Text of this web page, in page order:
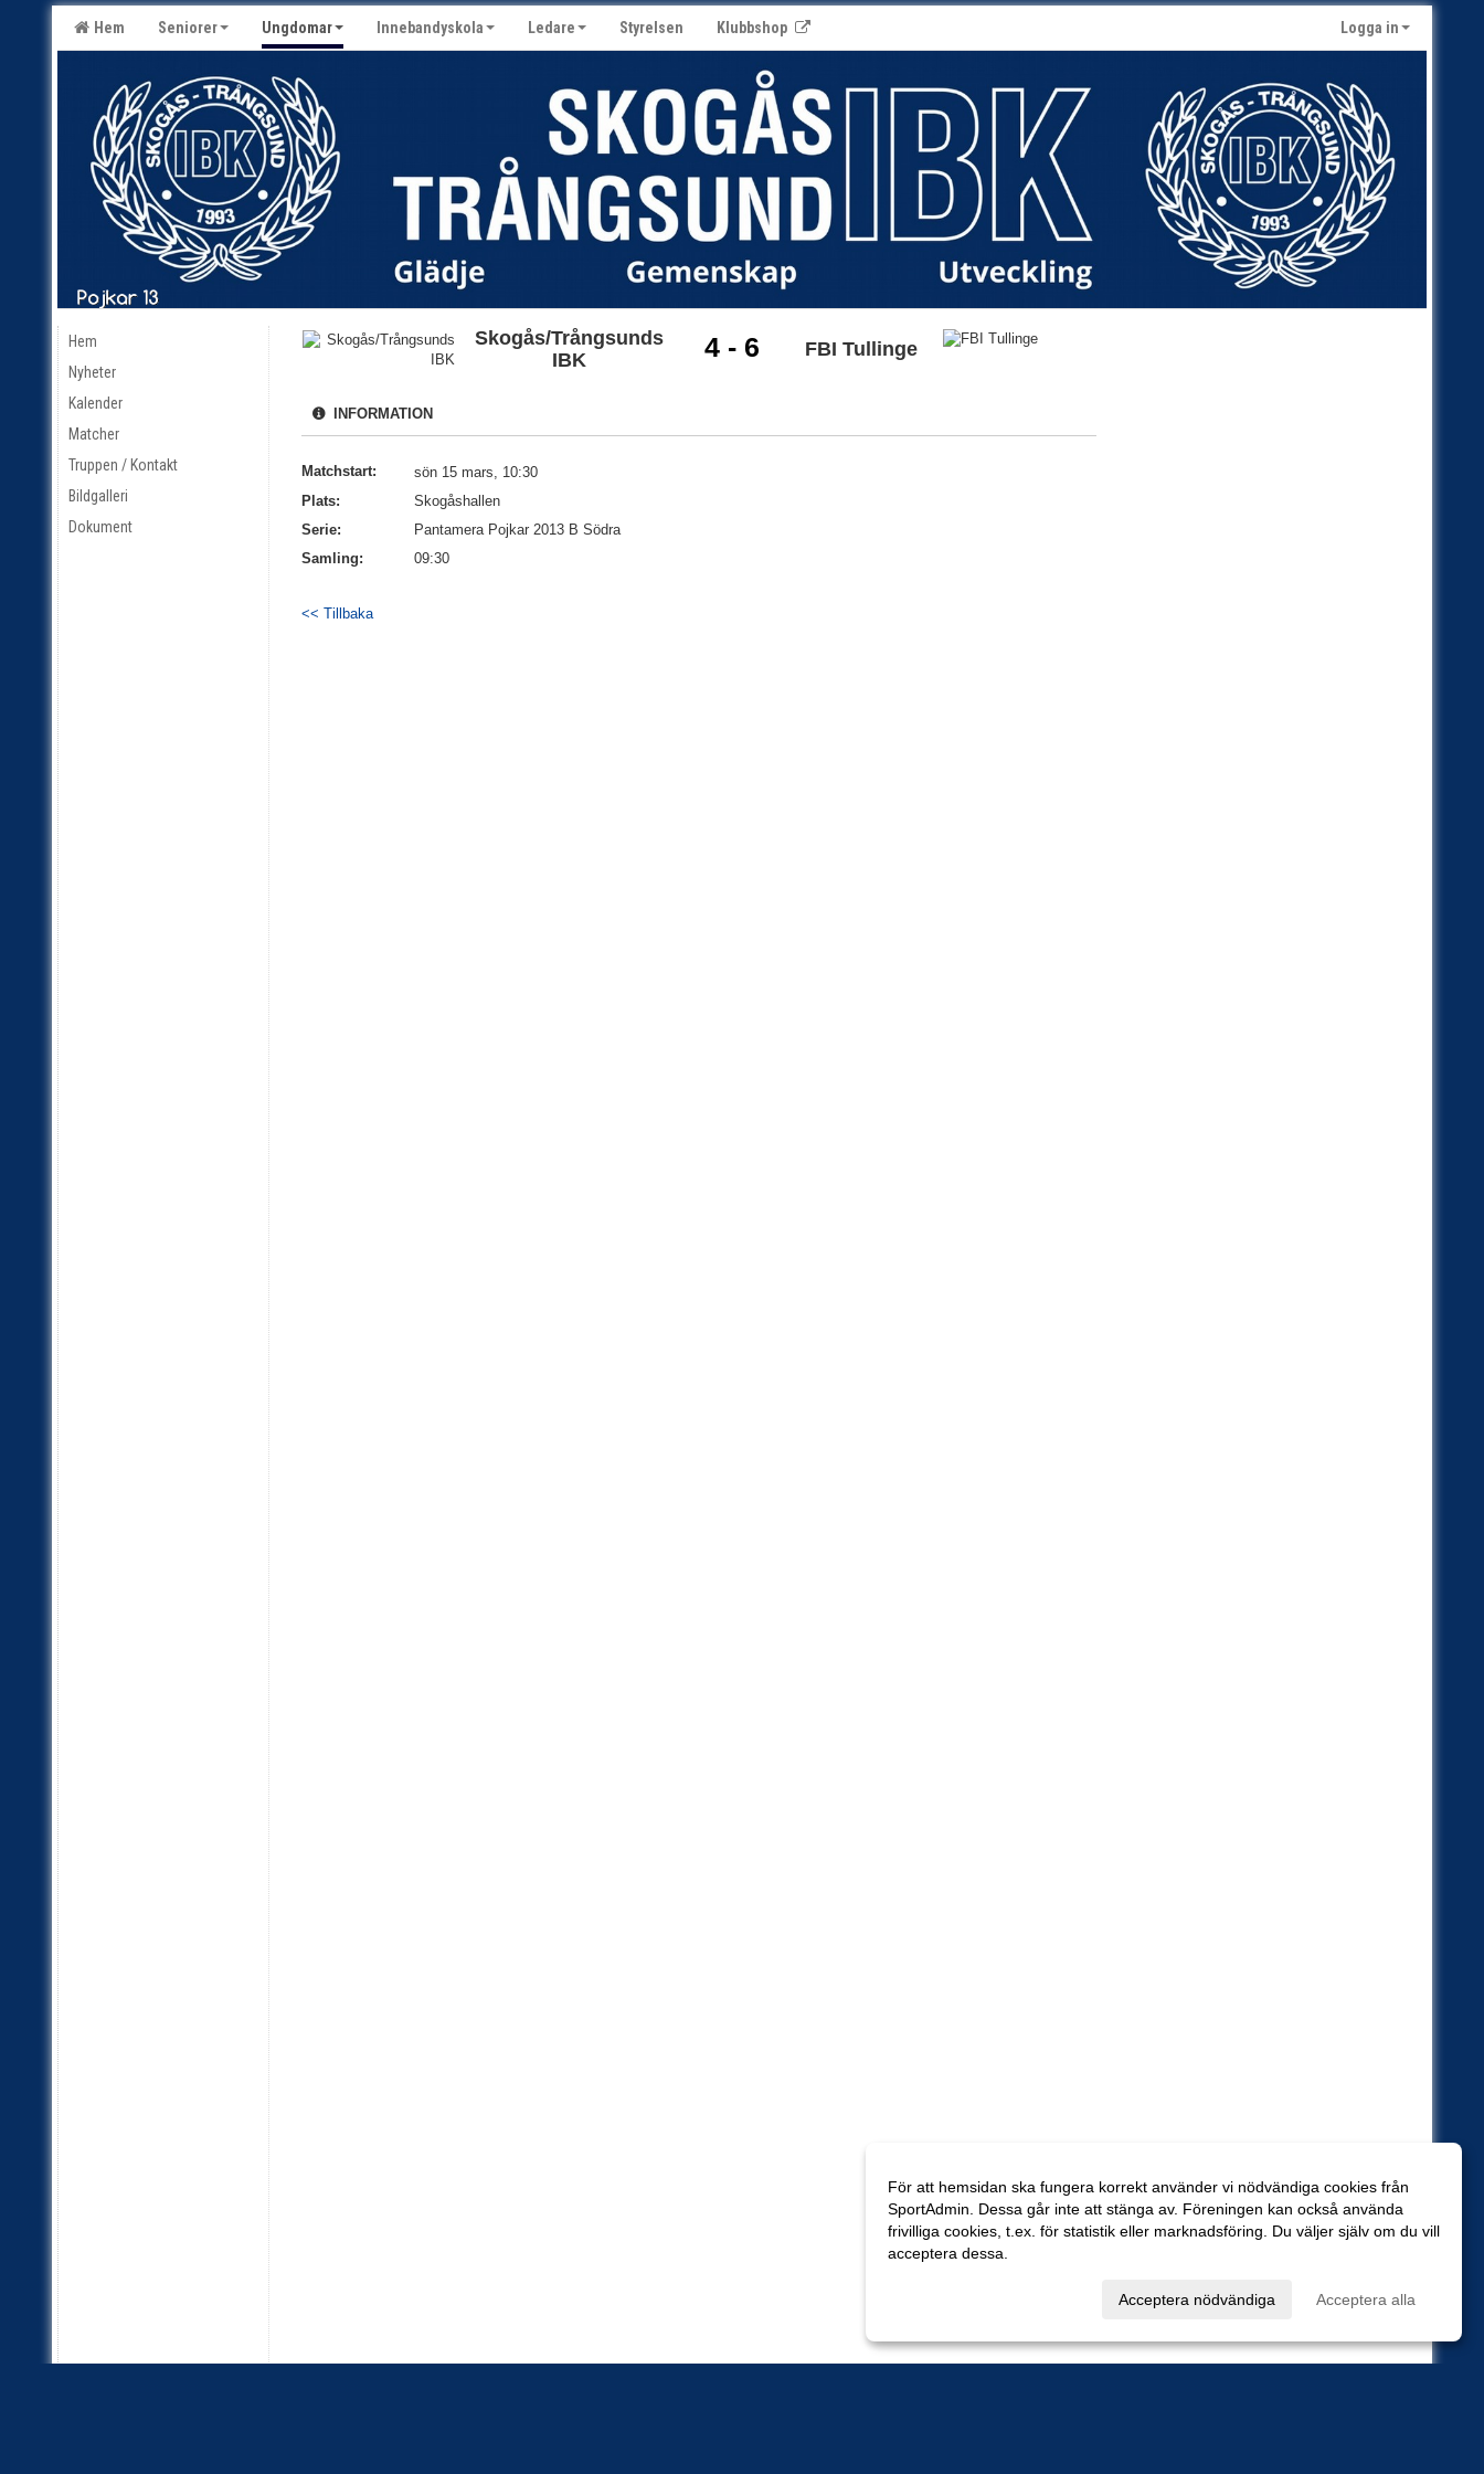
Hem Seniorer Ungdomar Innebandyskola Ledare Styrelsen Klubbshop Logga in
Hem
Nyheter
Kalender
Matcher
Truppen / Kontakt
Bildgalleri
Dokument
Skogås/Trångsunds
IBK
4 - 6 FBI Tullinge
INFORMATION
Matchstart:
sön 15 mars, 10:30
Plats:
Skogåshallen
Serie:
Pantamera Pojkar 2013 B Södra
Samling:
09:30
<< Tillbaka
För att hemsidan ska fungera korrekt använder vi nödvändiga cookies från
SportAdmin. Dessa går inte att stänga av. Föreningen kan också använda
frivilliga cookies, t.ex. för statistik eller marknadsföring. Du väljer själv om du vill
acceptera dessa.
Acceptera nödvändiga Acceptera alla